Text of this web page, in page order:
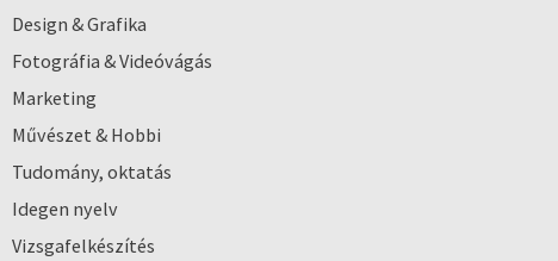
Design & Grafika
Fotográfia & Videóvágás
Marketing
Művészet & Hobbi
Tudomány, oktatás
Idegen nyelv
Vizsgafelkészítés